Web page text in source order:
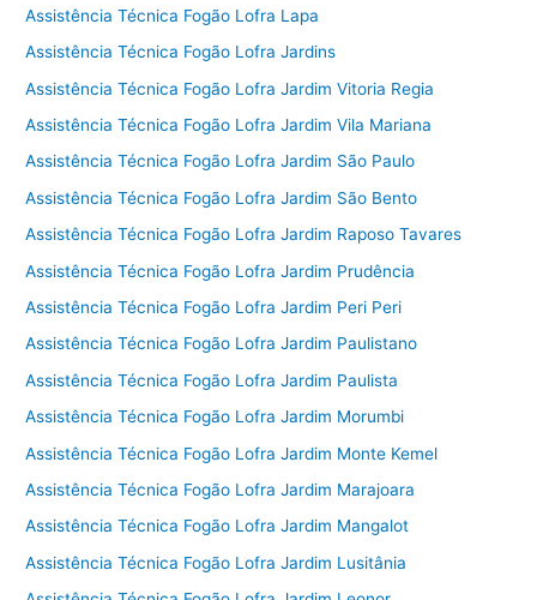
Assistência Técnica Fogão Lofra Lapa
Assistência Técnica Fogão Lofra Jardins
Assistência Técnica Fogão Lofra Jardim Vitoria Regia
Assistência Técnica Fogão Lofra Jardim Vila Mariana
Assistência Técnica Fogão Lofra Jardim São Paulo
Assistência Técnica Fogão Lofra Jardim São Bento
Assistência Técnica Fogão Lofra Jardim Raposo Tavares
Assistência Técnica Fogão Lofra Jardim Prudência
Assistência Técnica Fogão Lofra Jardim Peri Peri
Assistência Técnica Fogão Lofra Jardim Paulistano
Assistência Técnica Fogão Lofra Jardim Paulista
Assistência Técnica Fogão Lofra Jardim Morumbi
Assistência Técnica Fogão Lofra Jardim Monte Kemel
Assistência Técnica Fogão Lofra Jardim Marajoara
Assistência Técnica Fogão Lofra Jardim Mangalot
Assistência Técnica Fogão Lofra Jardim Lusitânia